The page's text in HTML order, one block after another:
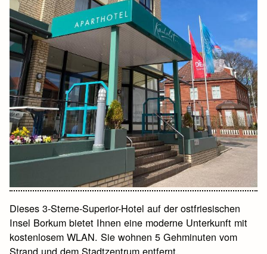
Dieses 3-Sterne-Superior-Hotel auf der ostfriesischen
Insel Borkum bietet Ihnen eine moderne Unterkunft mit
kostenlosem WLAN. Sie wohnen 5 Gehminuten vom
Strand und dem Stadtzentrum entfernt.